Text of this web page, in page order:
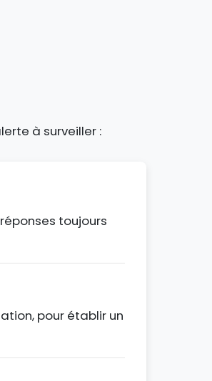
à surveiller :
toujours
pour établir un